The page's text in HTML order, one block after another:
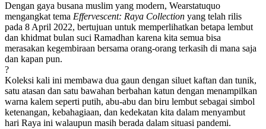
Dengan gaya busana muslim yang modern, Wearstatuquo
mengangkat tema Effervescent: Raya Collection yang telah rilis
pada 8 April 2022, bertujuan untuk memperlihatkan betapa lembut
dan khidmat bulan suci Ramadhan karena kita semua bisa
merasakan kegembiraan bersama orang-orang terkasih di mana saja
dan kapan pun.
?
Koleksi kali ini membawa dua gaun dengan siluet kaftan dan tunik,
satu atasan dan satu bawahan berbahan katun dengan menampilkan
warna kalem seperti putih, abu-abu dan biru lembut sebagai simbol
ketenangan, kebahagiaan, dan kedekatan kita dalam menyambut
hari Raya ini walaupun masih berada dalam situasi pandemi.